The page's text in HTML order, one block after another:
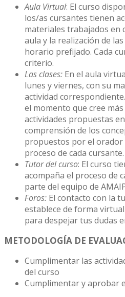
Aula Virtual: El curso
los/as cursantes tienen
materiales trabajados en
aula y la realización de
horario prefijado. Cada
criterio.
Las clases: En el aula
lunes y viernes, con su
actividad
el momento que cree
actividades propuestas
comprensión de los
propuestos por el orador
proceso de cada
Tutor del curso: El curso
acompaña el proceso de
parte del equipo de
Foros: El contacto con la
establece de forma
para despejar tus dudas
METODOLOGÍA DE
Cumplimentar las
del curso
Cumplimentar y aprobar